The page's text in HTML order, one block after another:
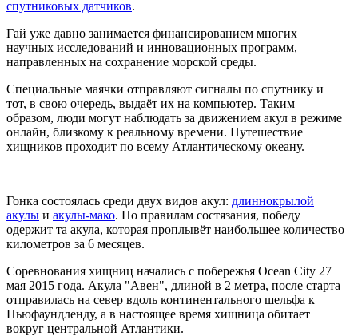
спутниковых датчиков.
Гай уже давно занимается финансированием многих
научных исследований и инновационных программ,
направленных на сохранение морской среды.
Специальные маячки отправляют сигналы по спутнику и
тот, в свою очередь, выдаёт их на компьютер. Таким
образом, люди могут наблюдать за движением акул в режиме
онлайн, близкому к реальному времени. Путешествие
хищников проходит по всему Атлантическому океану.
Гонка состоялась среди двух видов акул: длиннокрылой
акулы и акулы-мако. По правилам состязания, победу
одержит та акула, которая проплывёт наибольшее количество
километров за 6 месяцев.
Соревнования хищниц начались с побережья Ocean City 27
мая 2015 года. Акула "Авен", длиной в 2 метра, после старта
отправилась на север вдоль континентального шельфа к
Ньюфаундленду, а в настоящее время хищница обитает
вокруг центральной Атлантики.